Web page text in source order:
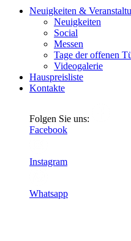
Neuigkeiten &
Neuigkeiten
Social
Messen
Tage der offenen
Videogalerie
Hauspreisliste
Kontakte
Folgen Sie uns:
Facebook
Instagram
Whatsapp